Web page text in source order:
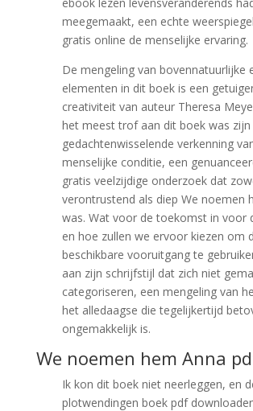
meegemaakt, een echte
gratis online de menselijke ervaring.
De mengeling van bovennatuurlijke
elementen in dit boek is een
creativiteit van auteur Theresa
het meest trof aan dit boek was zijn
gedachtenwisselende verkenning
menselijke conditie, een
gratis veelzijdige onderzoek dat
verontrustend als diep We noemen
was. Wat voor de toekomst in voor
en hoe zullen we ervoor kiezen om
beschikbare vooruitgang te
aan zijn schrijfstijl dat zich niet
categoriseren, een mengeling van
het alledaagse die tegelijkertijd
ongemakkelijk is.
We noemen hem Anna
Ik kon dit boek niet neerleggen, en
plotwendingen boek pdf